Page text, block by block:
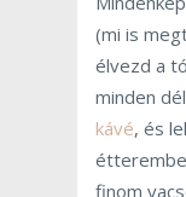
(mi is
élvezd a
minden
kávé, és
finom